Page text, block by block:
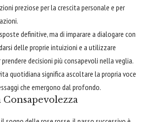
preziose per la crescita personale e per
definitive, ma di imparare a dialogare con
delle proprie intuizioni e a utilizzare
decisioni più consapevoli nella veglia.
quotidiana significa ascoltare la propria voce
che emergono dal profondo.